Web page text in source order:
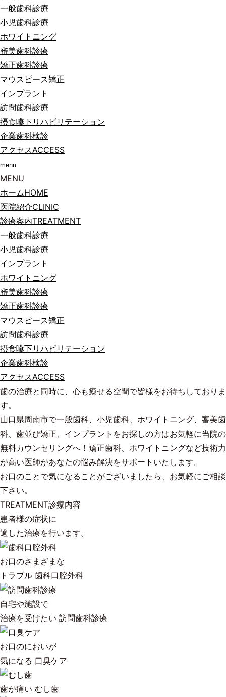
一般歯科診療
小児歯科診療
ホワイトニング
審美歯科診療
矯正歯科診療
マウスピース矯正
インプラント
訪問歯科診療
摂食嚥下リハビリテーション
企業歯科検診
アクセスACCESS
menu
MENU
ホームHOME
医院紹介CLINIC
診療案内TREATMENT
一般歯科診療
小児歯科診療
インプラント
ホワイトニング
審美歯科診療
矯正歯科診療
マウスピース矯正
訪問歯科診療
摂食嚥下リハビリテーション
企業歯科検診
アクセスACCESS
歯の治療と同時に、心も癒せる空間で皆様をお待ちしておりま
す。
山口県周南市で一般歯科、小児歯科、ホワイトニング、審美歯
科、歯並び矯正、インプラントをお探しの方はお気軽に当院の
無料カウンセリングへ！矯正歯科、ホワイトニングなど技術力
が高い医師があなたの悩み解決をサポートいたします。
お口のことで気になることがございましたら、お気軽にご相談
下さい。
TREATMENT診療内容
患者様の症状に
適した治療を行います。
お口のさまざまな
トラブル 歯科口腔外科
自宅や施設で
治療を受けたい 訪問歯科診療
お口のにおいが
気になる 口臭ケア
歯が痛い むし歯